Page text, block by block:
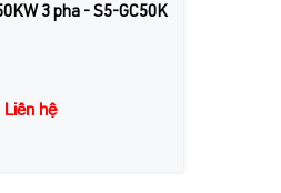
3 pha - S5-GC50K
Liên hệ